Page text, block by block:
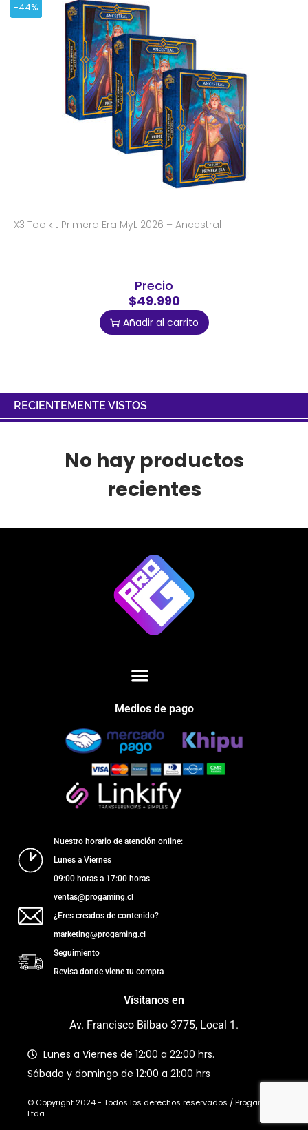
-44%
X3 Toolkit Primera Era MyL 2026 – Ancestral
Precio
$49.990
Añadir al carrito
RECIENTEMENTE VISTOS
No hay productos
recientes
Medios de pago
Nuestro horario de atención online:
Lunes a Viernes
09:00 horas a 17:00 horas
ventas@progaming.cl
¿Eres creados de contenido?
marketing@progaming.cl
Seguimiento
Revisa donde viene tu compra
Vísitanos en
Av. Francisco Bilbao 3775, Local 1.
Lunes a Viernes de 12:00 a 22:00 hrs.
Sábado y domingo de 12:00 a 21:00 hrs
© Copyright 2024 - Todos los derechos reservados / Progaming
Ltda.